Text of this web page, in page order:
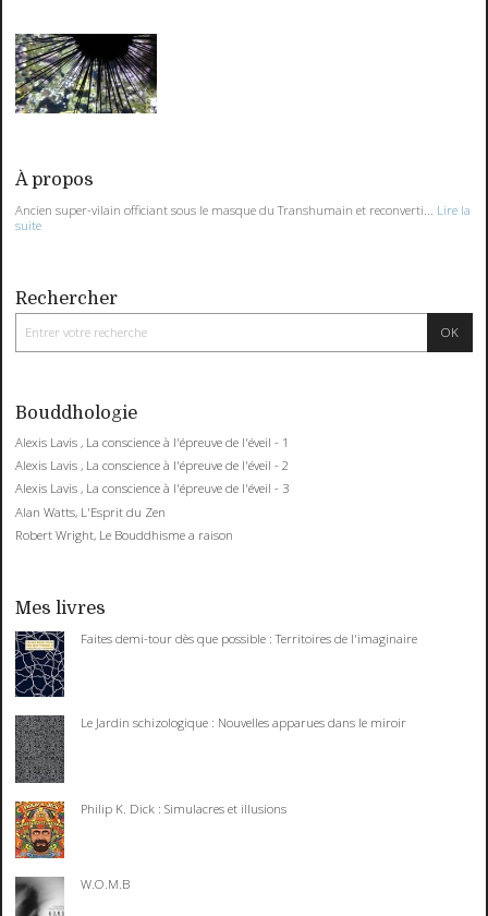
À propos
Ancien super-vilain officiant sous le masque du Transhumain et reconverti...
Lire la
suite
Rechercher
Bouddhologie
Alexis Lavis , La conscience à l'épreuve de l'éveil - 1
Alexis Lavis , La conscience à l'épreuve de l'éveil - 2
Alexis Lavis , La conscience à l'épreuve de l'éveil - 3
Alan Watts, L'Esprit du Zen
Robert Wright, Le Bouddhisme a raison
Mes livres
Faites demi-tour dès que possible : Territoires de l'imaginaire
Le Jardin schizologique : Nouvelles apparues dans le miroir
Philip K. Dick : Simulacres et illusions
W.O.M.B